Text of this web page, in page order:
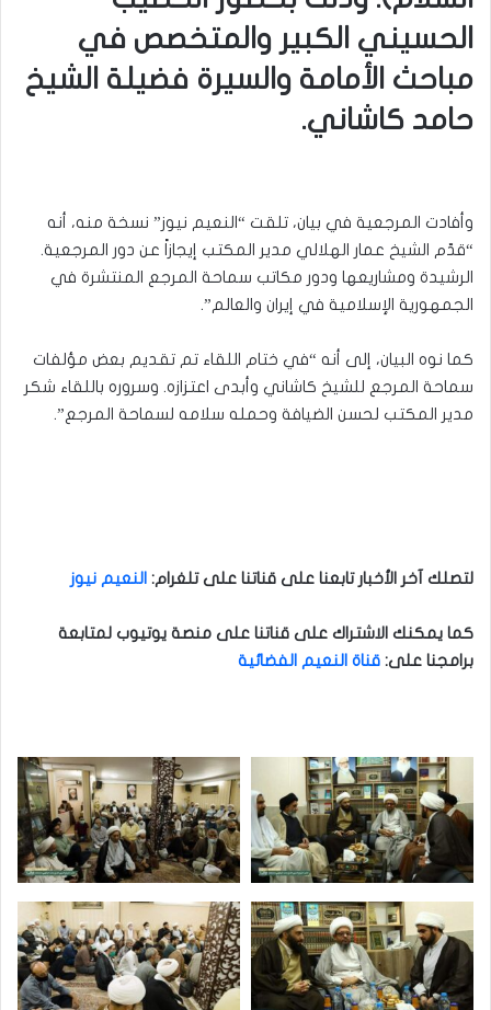
الحسيني الكبير والمتخصص في
مباحث الأمامة والسيرة فضيلة الشيخ
حامد كاشاني.
وأفادت المرجعية في بيان، تلقت “النعيم نيوز” نسخة منه، أنه
“قدّم الشيخ عمار الهلالي مدير المكتب إيجازاً عن دور المرجعية.
الرشيدة ومشاريعها ودور مكاتب سماحة المرجع المنتشرة في
الجمهورية الإسلامية في إيران والعالم”.
كما نوه البيان، إلى أنه “في ختام اللقاء تم تقديم بعض مؤلفات
سماحة المرجع للشيخ كاشاني وأبدى اعتزازه. وسروره باللقاء شكر
مدير المكتب لحسن الضيافة وحمله سلامه لسماحة المرجع”.
لتصلك آخر الأخبار تابعنا على قناتنا على تلغرام: النعيم نيوز
كما يمكنك الاشتراك على قناتنا على منصة يوتيوب لمتابعة
برامجنا على: قناة النعيم الفضائية